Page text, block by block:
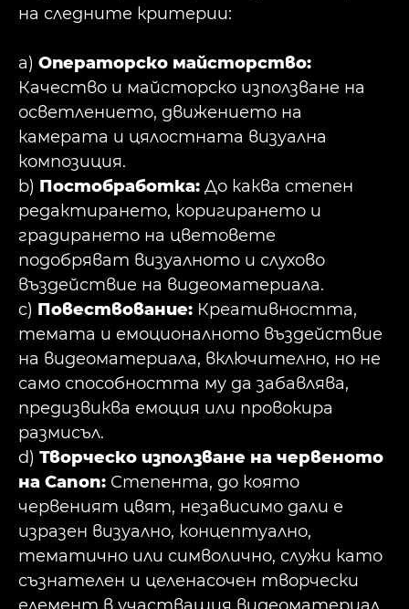
на следните критерии:
a) Операторско майсторство:
Качество и майсторско използване на
осветлението, движението на
камерата и цялостната визуална
композиция.
b) Постобработка: До каква степен
редактирането, коригирането и
градирането на цветовете
подобряват визуалното и слухово
въздействие на видеоматериала.
c) Повествование: Креативността,
темата и емоционалното въздействие
на видеоматериала, включително, но не
само способността му да забавлява,
предизвиква емоция или провокира
размисъл.
d) Творческо използване на червеното
на Canon: Степента, до която
червеният цвят, независимо дали е
изразен визуално, концептуално,
тематично или символично, служи като
съзнателен и целенасочен творчески